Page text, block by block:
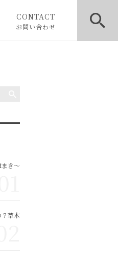
CONTACT
お問い合わせ
き〜
草木